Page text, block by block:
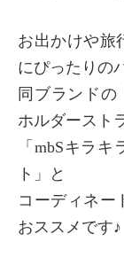
お出かけや旅
にぴったりの
同ブランドの
ホルダースト
「mbSキラ
ト」と
コーディネー
おススメです♪